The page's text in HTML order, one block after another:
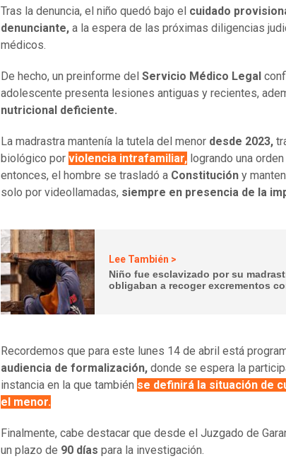
Tras la denuncia, el niño quedó bajo el cuidado
denunciante, a la espera de las próximas diligencias
médicos.
De hecho, un preinforme del Servicio Médico Legal
adolescente presenta lesiones antiguas y recientes,
nutricional deficiente.
La madrastra mantenía la tutela del menor desde 2023,
biológico por violencia intrafamiliar, logrando una
entonces, el hombre se trasladó a Constitución y
solo por videollamadas, siempre en presencia de la
Lee También >
Niño fue esclavizado por su
obligaban a recoger excrementos
Recordemos que para este lunes 14 de abril está
audiencia de formalización, donde se espera la
instancia en la que también se definirá la situación de
el menor.
Finalmente, cabe destacar que desde el Juzgado de
un plazo de 90 días para la investigación.